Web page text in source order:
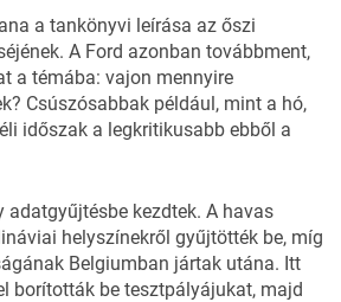
a tankönyvi leírása az őszi
A Ford azonban továbbment,
a témába: vajon mennyire
? Csúszósabbak például, mint a hó,
időszak a legkritikusabb ebből a
adatgyűjtésbe kezdtek. A havas
helyszínekről gyűjtötték be, míg
Belgiumban jártak utána. Itt
borították be tesztpályájukat, majd